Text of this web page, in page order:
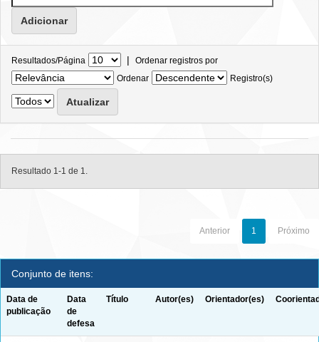
Resultados/Página | Ordenar registros por
Ordenar
Registro(s)
Resultado 1-1 de 1.
Anterior 1 Próximo
Conjunto de itens:
Data de
publicação
Data
de
defesa
Título Autor(es) Orientador(es)